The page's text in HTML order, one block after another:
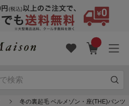
冬の裏起毛 ベルメゾン・座(THE)パンツ